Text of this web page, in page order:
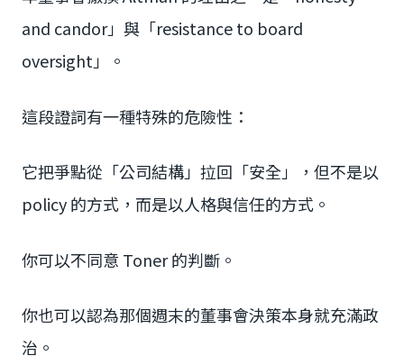
and candor」與「resistance to board
oversight」。
這段證詞有一種特殊的危險性：
它把爭點從「公司結構」拉回「安全」，但不是以
policy 的方式，而是以人格與信任的方式。
你可以不同意 Toner 的判斷。
你也可以認為那個週末的董事會決策本身就充滿政
治。